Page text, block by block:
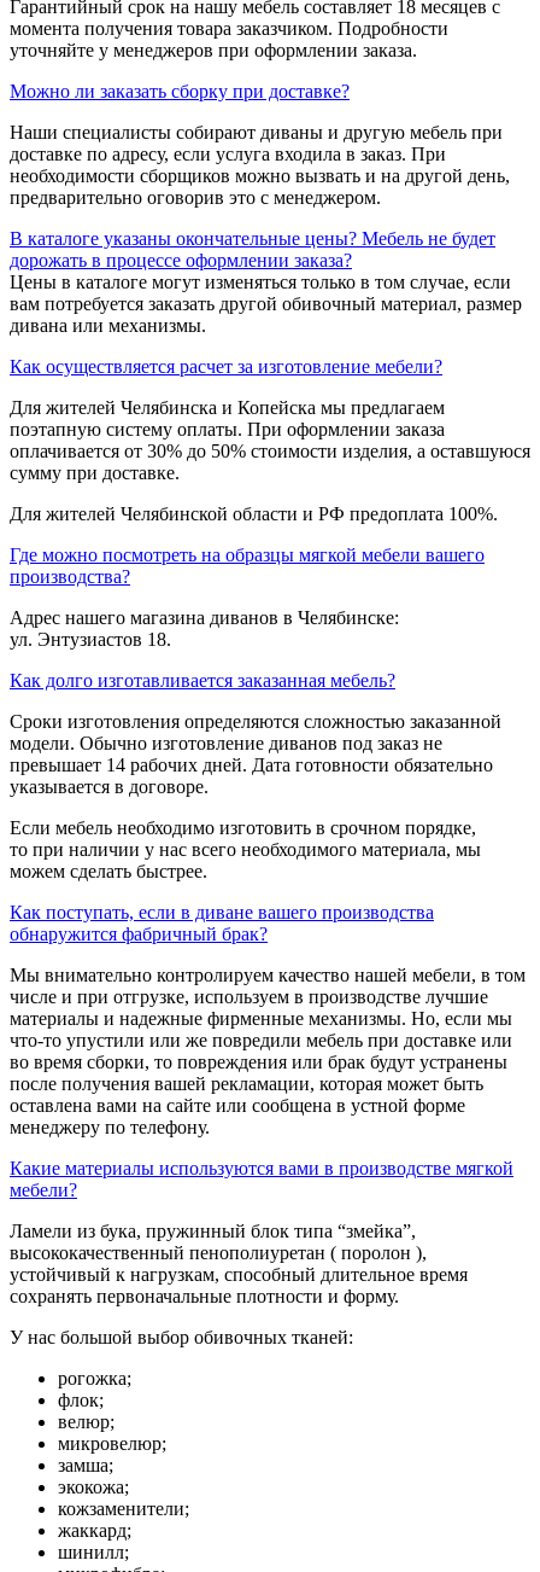
Гарантийный срок на нашу мебель составляет 18 месяцев с
момента получения товара заказчиком. Подробности
уточняйте у менеджеров при оформлении заказа.
Можно ли заказать сборку при доставке?
Наши специалисты собирают диваны и другую мебель при
доставке по адресу, если услуга входила в заказ. При
необходимости сборщиков можно вызвать и на другой день,
предварительно оговорив это с менеджером.
В каталоге указаны окончательные цены? Мебель не будет
дорожать в процессе оформлении заказа?
Цены в каталоге могут изменяться только в том случае, если
вам потребуется заказать другой обивочный материал, размер
дивана или механизмы.
Как осуществляется расчет за изготовление мебели?
Для жителей Челябинска и Копейска мы предлагаем
поэтапную систему оплаты. При оформлении заказа
оплачивается от 30% до 50% стоимости изделия, а оставшуюся
сумму при доставке.
Для жителей Челябинской области и РФ предоплата 100%.
Где можно посмотреть на образцы мягкой мебели вашего
производства?
Адрес нашего магазина диванов в Челябинске:
ул. Энтузиастов 18.
Как долго изготавливается заказанная мебель?
Сроки изготовления определяются сложностью заказанной
модели. Обычно изготовление диванов под заказ не
превышает 14 рабочих дней. Дата готовности обязательно
указывается в договоре.
Если мебель необходимо изготовить в срочном порядке,
то при наличии у нас всего необходимого материала, мы
можем сделать быстрее.
Как поступать, если в диване вашего производства
обнаружится фабричный брак?
Мы внимательно контролируем качество нашей мебели, в том
числе и при отгрузке, используем в производстве лучшие
материалы и надежные фирменные механизмы. Но, если мы
что-то упустили или же повредили мебель при доставке или
во время сборки, то повреждения или брак будут устранены
после получения вашей рекламации, которая может быть
оставлена вами на сайте или сообщена в устной форме
менеджеру по телефону.
Какие материалы используются вами в производстве мягкой
мебели?
Ламели из бука, пружинный блок типа “змейка”,
высококачественный пенополиуретан ( поролон ),
устойчивый к нагрузкам, способный длительное время
сохранять первоначальные плотности и форму.
У нас большой выбор обивочных тканей:
рогожка;
флок;
велюр;
микровелюр;
замша;
экокожа;
кожзаменители;
жаккард;
шинилл;